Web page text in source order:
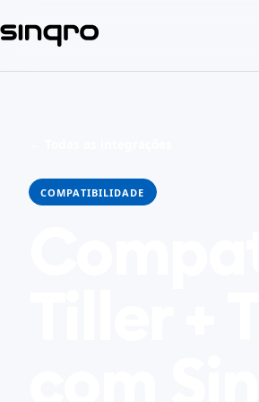
COMPATIBILIDADE